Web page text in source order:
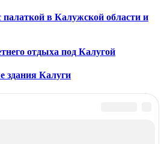
палаткой в Калужской области и
отдыха под Калугой
здания Калуги